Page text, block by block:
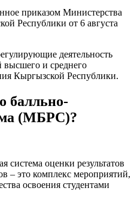
приказом Министерства
Республики от 6 августа
деятельность
высшего и среднего
Кыргызской Республики.
балльно-
(МБРС)?
система оценки результатов
– это комплекс мероприятий,
освоения студентами